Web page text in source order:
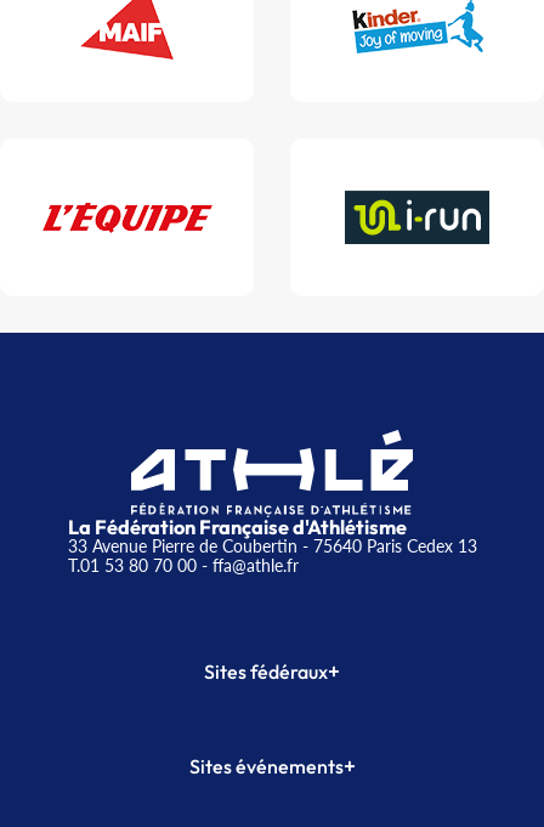
La Fédération Française d'Athlétisme
33 Avenue Pierre de Coubertin - 75640 Paris Cedex 13
T.01 53 80 70 00- ffa@athle.fr
Sites fédéraux+
Plateforme Formation
Sites événements+